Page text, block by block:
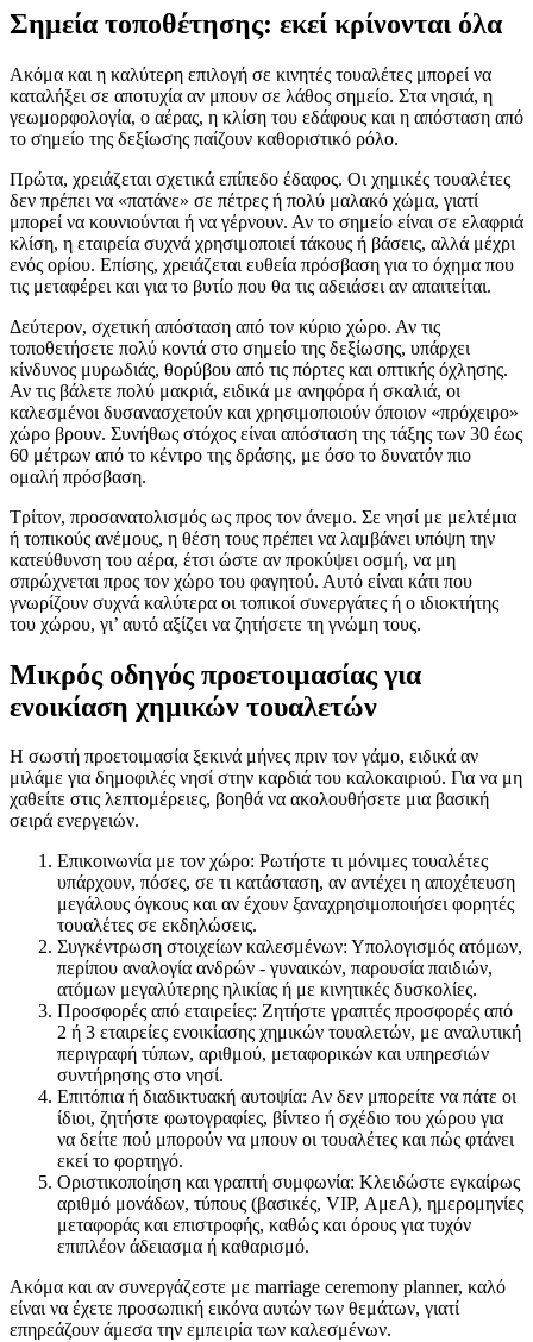
Σημεία τοποθέτησης: εκεί κρίνονται όλα
Ακόμα και η καλύτερη επιλογή σε κινητές τουαλέτες μπορεί να
καταλήξει σε αποτυχία αν μπουν σε λάθος σημείο. Στα νησιά, η
γεωμορφολογία, ο αέρας, η κλίση του εδάφους και η απόσταση από
το σημείο της δεξίωσης παίζουν καθοριστικό ρόλο.
Πρώτα, χρειάζεται σχετικά επίπεδο έδαφος. Οι χημικές τουαλέτες
δεν πρέπει να «πατάνε» σε πέτρες ή πολύ μαλακό χώμα, γιατί
μπορεί να κουνιούνται ή να γέρνουν. Αν το σημείο είναι σε ελαφριά
κλίση, η εταιρεία συχνά χρησιμοποιεί τάκους ή βάσεις, αλλά μέχρι
ενός ορίου. Επίσης, χρειάζεται ευθεία πρόσβαση για το όχημα που
τις μεταφέρει και για το βυτίο που θα τις αδειάσει αν απαιτείται.
Δεύτερον, σχετική απόσταση από τον κύριο χώρο. Αν τις
τοποθετήσετε πολύ κοντά στο σημείο της δεξίωσης, υπάρχει
κίνδυνος μυρωδιάς, θορύβου από τις πόρτες και οπτικής όχλησης.
Αν τις βάλετε πολύ μακριά, ειδικά με ανηφόρα ή σκαλιά, οι
καλεσμένοι δυσανασχετούν και χρησιμοποιούν όποιον «πρόχειρο»
χώρο βρουν. Συνήθως στόχος είναι απόσταση της τάξης των 30 έως
60 μέτρων από το κέντρο της δράσης, με όσο το δυνατόν πιο
ομαλή πρόσβαση.
Τρίτον, προσανατολισμός ως προς τον άνεμο. Σε νησί με μελτέμια
ή τοπικούς ανέμους, η θέση τους πρέπει να λαμβάνει υπόψη την
κατεύθυνση του αέρα, έτσι ώστε αν προκύψει οσμή, να μη
σπρώχνεται προς τον χώρο του φαγητού. Αυτό είναι κάτι που
γνωρίζουν συχνά καλύτερα οι τοπικοί συνεργάτες ή ο ιδιοκτήτης
του χώρου, γι’ αυτό αξίζει να ζητήσετε τη γνώμη τους.
Μικρός οδηγός προετοιμασίας για
ενοικίαση χημικών τουαλετών
Η σωστή προετοιμασία ξεκινά μήνες πριν τον γάμο, ειδικά αν
μιλάμε για δημοφιλές νησί στην καρδιά του καλοκαιριού. Για να μη
χαθείτε στις λεπτομέρειες, βοηθά να ακολουθήσετε μια βασική
σειρά ενεργειών.
Επικοινωνία με τον χώρο: Ρωτήστε τι μόνιμες τουαλέτες
υπάρχουν, πόσες, σε τι κατάσταση, αν αντέχει η αποχέτευση
μεγάλους όγκους και αν έχουν ξαναχρησιμοποιήσει φορητές
τουαλέτες σε εκδηλώσεις.
Συγκέντρωση στοιχείων καλεσμένων: Υπολογισμός ατόμων,
περίπου αναλογία ανδρών - γυναικών, παρουσία παιδιών,
ατόμων μεγαλύτερης ηλικίας ή με κινητικές δυσκολίες.
Προσφορές από εταιρείες: Ζητήστε γραπτές προσφορές από
2 ή 3 εταιρείες ενοικίασης χημικών τουαλετών, με αναλυτική
περιγραφή τύπων, αριθμού, μεταφορικών και υπηρεσιών
συντήρησης στο νησί.
Επιτόπια ή διαδικτυακή αυτοψία: Αν δεν μπορείτε να πάτε οι
ίδιοι, ζητήστε φωτογραφίες, βίντεο ή σχέδιο του χώρου για
να δείτε πού μπορούν να μπουν οι τουαλέτες και πώς φτάνει
εκεί το φορτηγό.
Οριστικοποίηση και γραπτή συμφωνία: Κλειδώστε εγκαίρως
αριθμό μονάδων, τύπους (βασικές, VIP, ΑμεΑ), ημερομηνίες
μεταφοράς και επιστροφής, καθώς και όρους για τυχόν
επιπλέον άδειασμα ή καθαρισμό.
Ακόμα και αν συνεργάζεστε με marriage ceremony planner, καλό
είναι να έχετε προσωπική εικόνα αυτών των θεμάτων, γιατί
επηρεάζουν άμεσα την εμπειρία των καλεσμένων.